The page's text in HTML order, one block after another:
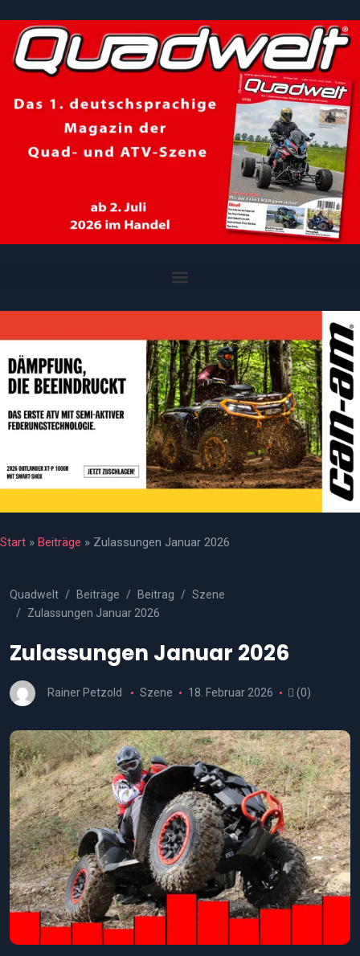
Start » Beiträge » Zulassungen Januar 2026
Quadwelt Beiträge Beitrag
Szene
Zulassungen Januar 2026
Zulassungen Januar 2026
Rainer Petzold Szene 18. Februar 2026 (0)